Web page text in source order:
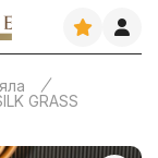
GRASS